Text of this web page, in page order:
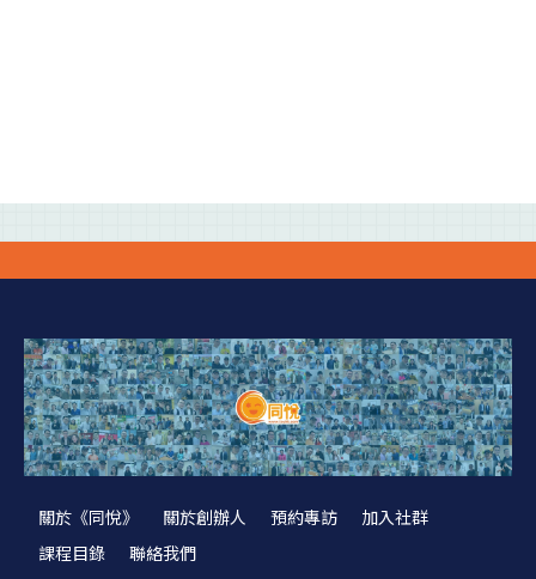
關於《同悅》 關於創辦人 預約專訪
加入社群
課程目錄
聯絡我們